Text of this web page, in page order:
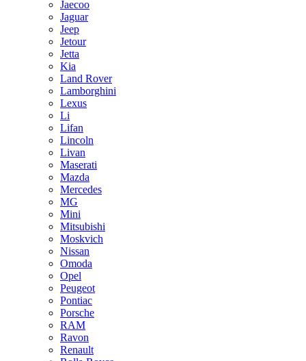
Jaecoo
Jaguar
Jeep
Jetour
Jetta
Kia
Land Rover
Lamborghini
Lexus
Li
Lifan
Lincoln
Livan
Maserati
Mazda
Mercedes
MG
Mini
Mitsubishi
Moskvich
Nissan
Omoda
Opel
Peugeot
Pontiac
Porsche
RAM
Ravon
Renault